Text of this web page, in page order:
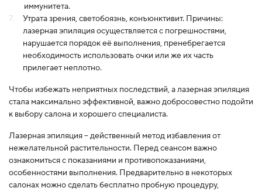
иммунитета.
Утрата зрения, светобоязнь, конъюнктивит. Причины:
лазерная эпиляция осуществляется с погрешностями,
нарушается порядок её выполнения, пренебрегается
необходимость использовать очки или же их часть
прилегает неплотно.
Чтобы избежать неприятных последствий, а лазерная эпиляция
стала максимально эффективной, важно добросовестно подойти
к выбору салона и хорошего специалиста.
Лазерная эпиляция – действенный метод избавления от
нежелательной растительности. Перед сеансом важно
ознакомиться с показаниями и противопоказаниями,
особенностями выполнения. Предварительно в некоторых
салонах можно сделать бесплатно пробную процедуру,